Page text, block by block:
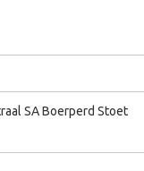
SA Boerperd Stoet